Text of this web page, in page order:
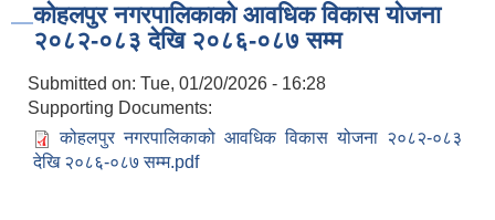
कोहलपुर नगरपालिकाको आवधिक विकास योजना
२०८२-०८३ देखि २०८६-०८७ सम्म
Submitted on: Tue, 01/20/2026 - 16:28
Supporting Documents:
कोहलपुर नगरपालिकाको आवधिक विकास योजना २०८२-०८३
देखि २०८६-०८७ सम्म.pdf